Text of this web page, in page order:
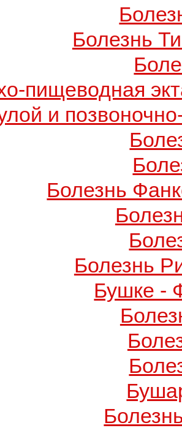
Болезнь
пищеводная
и
Болезнь
Болезнь
Бушке -